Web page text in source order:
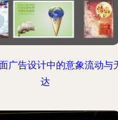
广告设计中的意象流动与
达